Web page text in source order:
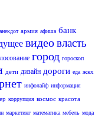
анекдот армия афиша банк
видеовласть
город гороскоп
дети дизайн дороги еда жкх
инфолайф информация
коррупция космос красота
маркетинг математика мебель мода